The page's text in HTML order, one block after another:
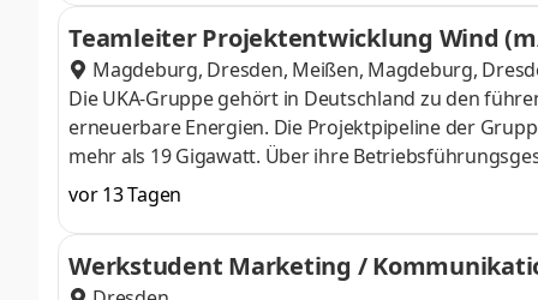
Meißen oder Cottbus dich als Fachplaner 2D (m/w/
erstellst präzise technische Zeichnungen und
Windenergieprojekte in Deutschland entstehen - von
arbeitest du
Teamleiter Projektentwicklung Wind
Magdeburg, Dresden, Meißen, Magdeburg,
Die UKA-Gruppe gehört in Deutschland zu den
erneuerbare Energien. Die Projektpipeline der
mehr als 19 Gigawatt. Über ihre
hinaus die Betriebsführung für Wind- und PV-Parks.
Umsetzung der Energiewende arbeiten. Hierfür
Magdeburg, Dresden oder Meißen einen
Aufgaben Du verantwortest die Führung deines
vor 13 Tagen
Werkstudent Marketing /